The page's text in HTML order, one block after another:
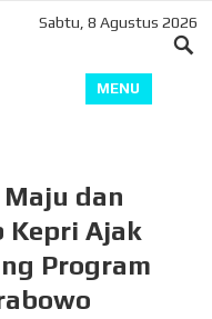
Sabtu, 8 Agustus 2026
MENU
dan
Kepri Ajak
Program